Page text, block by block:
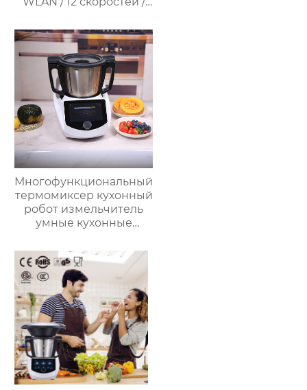
Программируемый /
Предустановленные
рецепты / Миксер
Многофункциональный
термомиксер кухонный
робот измельчитель
умные кухонные
термомиксер Китай
для продажи с
мясорубкой и Wi-Fi